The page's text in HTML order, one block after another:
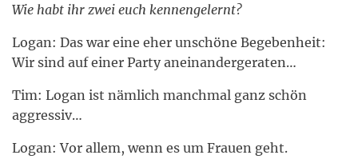
Wie habt ihr zwei euch kennengelernt?
Logan: Das war eine eher unschöne Begebenheit:
Wir sind auf einer Party aneinandergeraten…
Tim: Logan ist nämlich manchmal ganz schön
aggressiv…
Logan: Vor allem, wenn es um Frauen geht.